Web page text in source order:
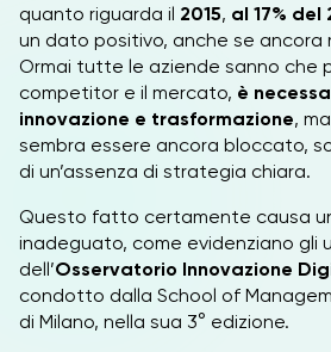
quanto riguarda il 2015, al 17% del
un dato positivo, anche se ancora
Ormai tutte le aziende sanno che
competitor e il mercato, è
innovazione e trasformazione,
sembra essere ancora bloccato,
di un’assenza di strategia chiara.
Questo fatto certamente causa
inadeguato, come evidenziano gli
dell’Osservatorio Innovazione
condotto dalla School of
di Milano, nella sua 3° edizione.